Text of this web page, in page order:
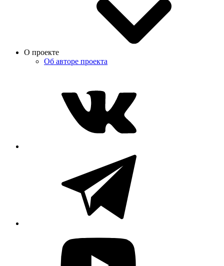
О проекте
Об авторе проекта